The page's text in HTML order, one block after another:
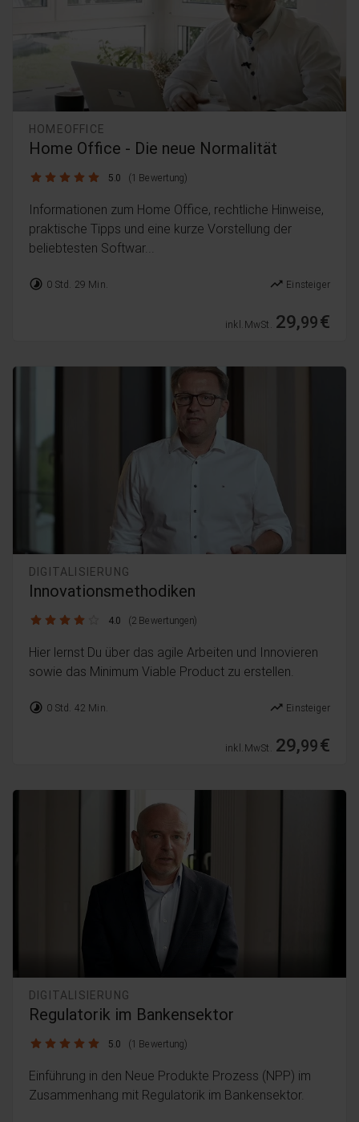
HOMEOFFICE
Home Office - Die neue Normalität
5.0 / 5 5.0 (1 Bewertung)
Informationen zum Home Office, rechtliche Hinweise,
praktische Tipps und eine kurze Vorstellung der
beliebtesten Softwar...
timelapse 0 Std. 29 Min. trending_up Einsteiger
inkl. MwSt. 29,99€
DIGITALISIERUNG
Innovationsmethodiken
4.0 / 5 4.0 (2 Bewertungen)
Hier lernst Du über das agile Arbeiten und Innovieren
sowie das Minimum Viable Product zu erstellen.
timelapse 0 Std. 42 Min. trending_up Einsteiger
inkl. MwSt. 29,99€
DIGITALISIERUNG
Regulatorik im Bankensektor
5.0 / 5 5.0 (1 Bewertung)
Einführung in den Neue Produkte Prozess (NPP) im
Zusammenhang mit Regulatorik im Bankensektor.